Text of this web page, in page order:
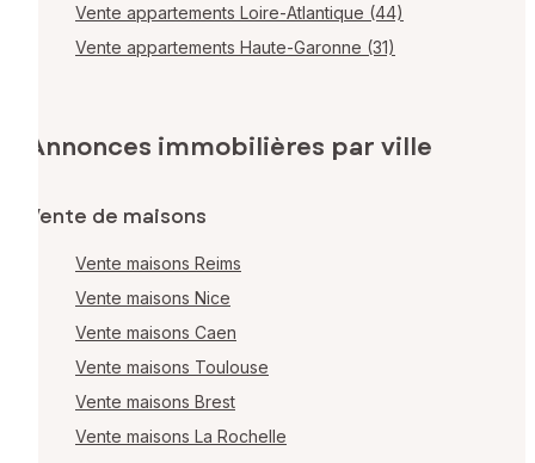
Vente appartements Loire-Atlantique (44)
Vente appartements Haute-Garonne (31)
Annonces immobilières par ville
Vente de maisons
Vente maisons Reims
Vente maisons Nice
Vente maisons Caen
Vente maisons Toulouse
Vente maisons Brest
Vente maisons La Rochelle